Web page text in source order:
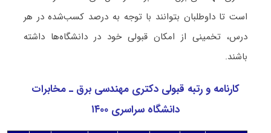
است تا داوطلبان بتوانند با توجه به درصد کسب‌شده در هر
درس، تخمینی از امکان قبولی خود در دانشگاه‌ها داشته
باشند.
کارنامه و رتبه قبولی دکتری مهندسی برق ـ مخابرات
دانشگاه سراسری ۱۴۰۰